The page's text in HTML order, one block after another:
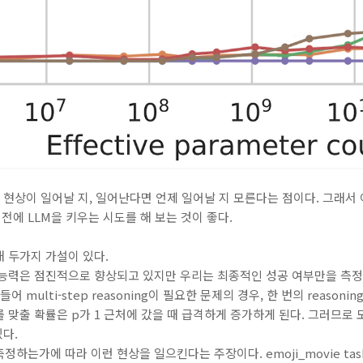
상이 일어날 지, 일어난다면 언제 일어날 지 모른다는 점이다. 그래
에 LLM을 키우는 시도를 해 보는 것이 좋다.
두가지 가설이 있다.
력은 점진적으로 향상되고 있지만 우리는 최종적인 성공 여부만을 측
들어 multi-step reasoning이 필요한 문제의 경우, 한 번의
맞출 확률은 p가 1 근처에 갔을 때 급격하게 증가하게 된다. 그러므로
.
정하는가에 따라 이런 현상을 일으킨다는 주장이다. emoji_movie